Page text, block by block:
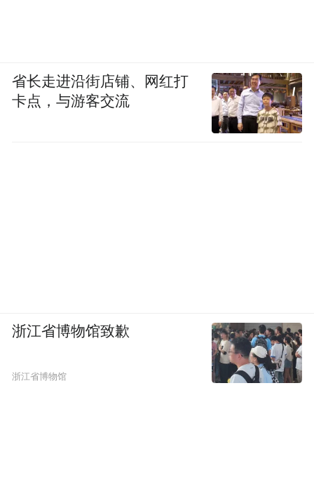
省长走进沿街店铺、网红打
卡点，与游客交流
浙江省博物馆致歉
浙江省博物馆